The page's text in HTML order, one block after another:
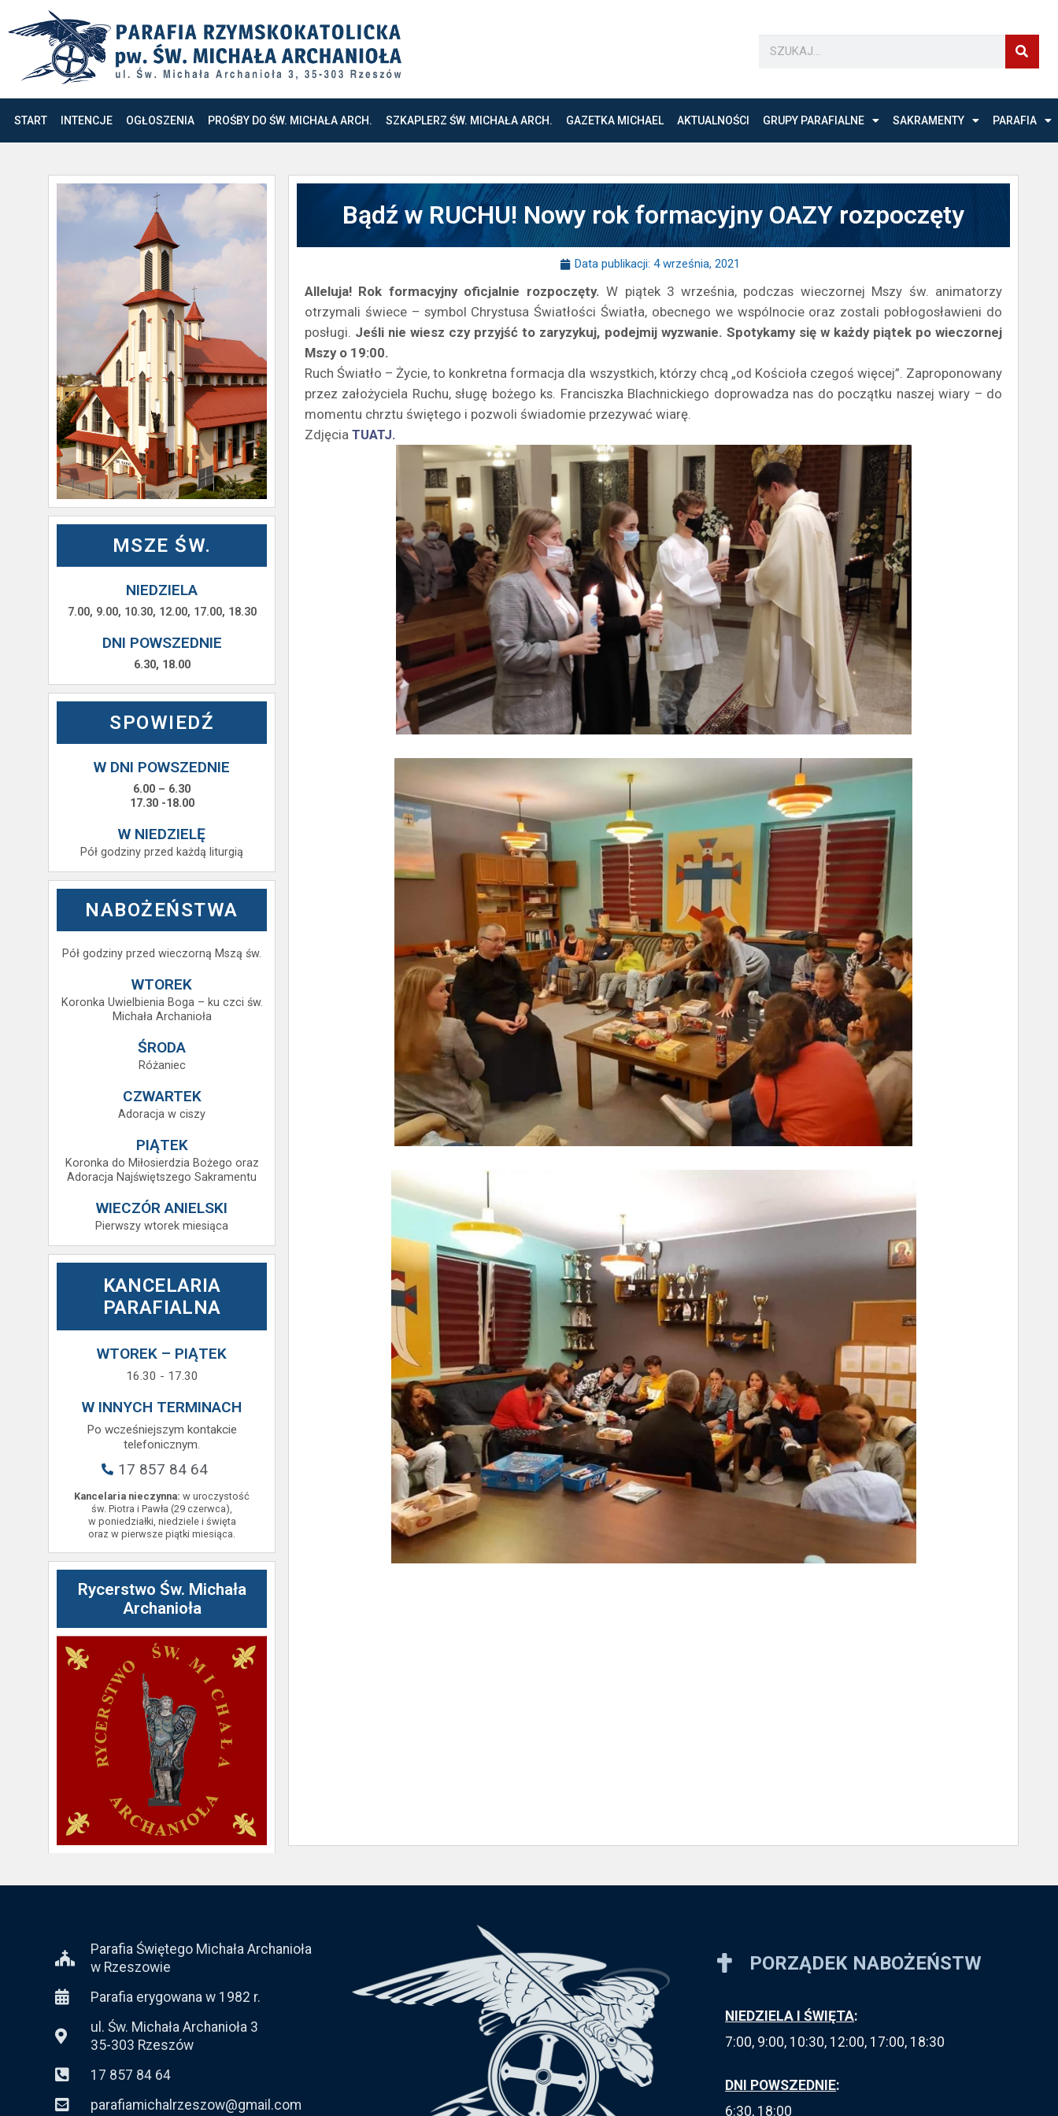
START INTENCJE OGŁOSZENIA PROŚBY DO ŚW. MICHAŁA ARCH. SZKAPLERZ ŚW. MICHAŁA ARCH. GAZETKA MICHAEL AKTUALNOŚCI GRUPY PARAFIALNE SAKRAMENTY PARAFIA
MSZE ŚW.
NIEDZIELA
7.00, 9.00, 10.30, 12.00, 17.00, 18.30
DNI POWSZEDNIE
6.30, 18.00
SPOWIEDŹ
W DNI POWSZEDNIE
6.00 – 6.30
17.30 -18.00
W NIEDZIELĘ
Pół godziny przed każdą liturgią
NABOŻEŃSTWA
Pół godziny przed wieczorną Mszą św.
WTOREK
Koronka Uwielbienia Boga – ku czci św.
Michała Archanioła
ŚRODA
Różaniec
CZWARTEK
Adoracja w ciszy
PIĄTEK
Koronka do Miłosierdzia Bożego oraz
Adoracja Najświętszego Sakramentu
WIECZÓR ANIELSKI
Pierwszy wtorek miesiąca
KANCELARIA
PARAFIALNA
WTOREK – PIĄTEK
16.30 - 17.30
W INNYCH TERMINACH
Po wcześniejszym kontakcie
telefonicznym.
17 857 84 64
Kancelaria nieczynna: w uroczystość
św. Piotra i Pawła (29 czerwca),
w poniedziałki, niedziele i święta
oraz w pierwsze piątki miesiąca.
Rycerstwo Św. Michała
Archanioła
Bądź w RUCHU! Nowy rok formacyjny OAZY rozpoczęty
Data publikacji: 4 września, 2021
Alleluja! Rok formacyjny oficjalnie rozpoczęty. W piątek 3 września, podczas wieczornej Mszy św. animatorzy
otrzymali świece – symbol Chrystusa Światłości Światła, obecnego we wspólnocie oraz zostali pobłogosławieni do
posługi. Jeśli nie wiesz czy przyjść to zaryzykuj, podejmij wyzwanie. Spotykamy się w każdy piątek po wieczornej
Mszy o 19:00.
Ruch Światło – Życie, to konkretna formacja dla wszystkich, którzy chcą „od Kościoła czegoś więcej”. Zaproponowany
przez założyciela Ruchu, sługę bożego ks. Franciszka Blachnickiego doprowadza nas do początku naszej wiary – do
momentu chrztu świętego i pozwoli świadomie przezywać wiarę.
Zdjęcia TUATJ.
Parafia Świętego Michała Archanioła
w Rzeszowie
Parafia erygowana w 1982 r.
ul. Św. Michała Archanioła 3
35-303 Rzeszów
17 857 84 64
parafiamichalrzeszow@gmail.com
PORZĄDEK NABOŻEŃSTW
NIEDZIELA I ŚWIĘTA:
7:00, 9:00, 10:30, 12:00, 17:00, 18:30
DNI POWSZEDNIE:
6:30, 18:00